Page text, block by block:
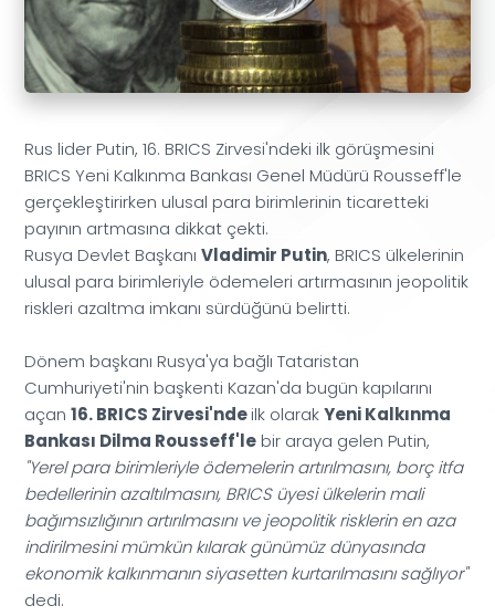
Rus lider Putin, 16. BRICS Zirvesi'ndeki ilk görüşmesini
BRICS Yeni Kalkınma Bankası Genel Müdürü Rousseff'le
gerçekleştirirken ulusal para birimlerinin ticaretteki
payının artmasına dikkat çekti.
Rusya Devlet BaşkanıVladimir Putin, BRICS ülkelerinin
ulusal para birimleriyle ödemeleri artırmasının jeopolitik
riskleri azaltma imkanı sürdüğünü belirtti.
Dönem başkanı Rusya'ya bağlı Tataristan
Cumhuriyeti'nin başkenti Kazan'da bugün kapılarını
açan16. BRICS Zirvesi'ndeilk olarakYeni Kalkınma
Bankası Dilma Rousseff'le bir araya gelen Putin,
"Yerel para birimleriyle ödemelerin artırılmasını, borç itfa
bedellerinin azaltılmasını, BRICS üyesi ülkelerin mali
bağımsızlığının artırılmasını ve jeopolitik risklerin en aza
indirilmesini mümkün kılarak günümüz dünyasında
ekonomik kalkınmanın siyasetten kurtarılmasını sağlıyor"
dedi.